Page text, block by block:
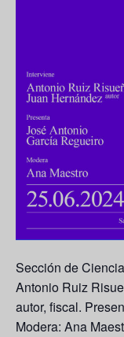
Sección de
Antonio Ruiz
autor, fiscal.
Modera: Ana